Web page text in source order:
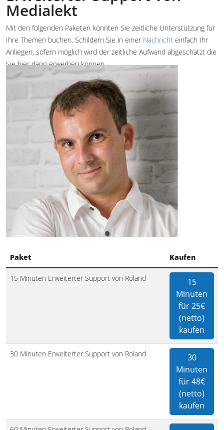
Medialekt
Mit den folgenden Paketen könnten Sie zeitliche Unterstützung für
Ihre Themen buchen. Schildern Sie in einer Nachricht einfach Ihr
Anliegen, sofern möglich wird der zeitliche Aufwand abgeschätzt die
Sie hier dann erwerben können.
Paket Kaufen
15 Minuten Erweiterter Support von Roland
15
Minuten
für 25€
(netto)
kaufen
30 Minuten Erweiterter Support von Roland
30
Minuten
für 48€
(netto)
kaufen